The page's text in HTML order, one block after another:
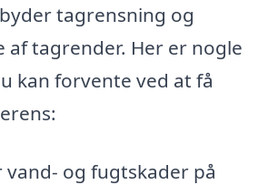
tagrensning og
af tagrender. Her er nogle
kan forvente ved at få
vand- og fugtskader på